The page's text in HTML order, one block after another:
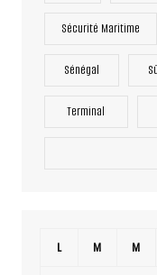
Sécurité Maritime
Sénégal
Terminal
L M M